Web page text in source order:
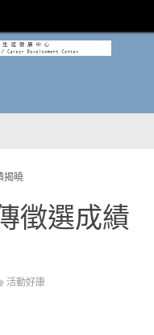
揭曉
徵選成績
活動好康